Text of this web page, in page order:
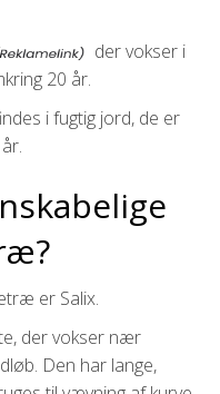
der vokser i
20 år.
i fugtig jord, de er
er Salix.
der vokser nær
Den har lange,